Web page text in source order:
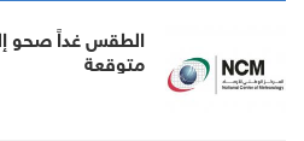
الطقس غداً صحو
متوقعة